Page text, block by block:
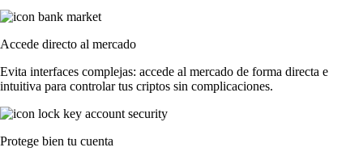
Accede directo al mercado
Evita interfaces complejas: accede al mercado de forma directa e
intuitiva para controlar tus criptos sin complicaciones.
Protege bien tu cuenta